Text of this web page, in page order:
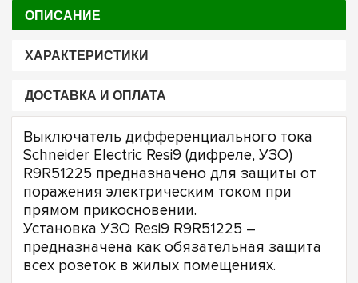
ОПИСАНИЕ
ХАРАКТЕРИСТИКИ
ДОСТАВКА И ОПЛАТА
Выключатель дифференциального тока
Schneider Electric Resi9 (дифреле, УЗО)
R9R51225 предназначено для защиты от
поражения электрическим током при
прямом прикосновении.
Установка УЗО Resi9 R9R51225 –
предназначена как обязательная защита
всех розеток в жилых помещениях.